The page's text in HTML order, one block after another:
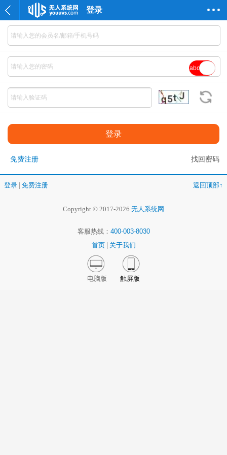
登录
abc
免费注册 找回密码
登录 免费注册 返回顶部↑
Copyright © 2017-2026 无人系统网
客服热线： 400-003-8030
首页
关于我们
电脑版 触屏版